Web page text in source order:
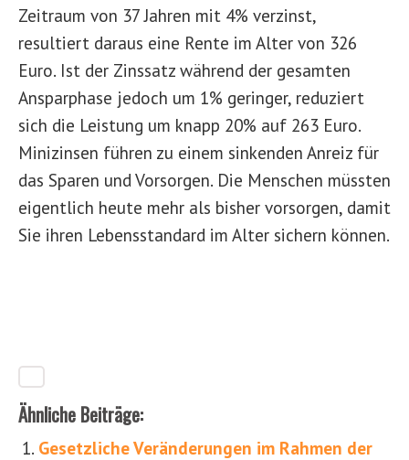
Zeitraum von 37 Jahren mit 4% verzinst,
resultiert daraus eine Rente im Alter von 326
Euro. Ist der Zinssatz während der gesamten
Ansparphase jedoch um 1% geringer, reduziert
sich die Leistung um knapp 20% auf 263 Euro.
Minizinsen führen zu einem sinkenden Anreiz für
das Sparen und Vorsorgen. Die Menschen müssten
eigentlich heute mehr als bisher vorsorgen, damit
Sie ihren Lebensstandard im Alter sichern können.
Ähnliche Beiträge:
Gesetzliche Veränderungen im Rahmen der